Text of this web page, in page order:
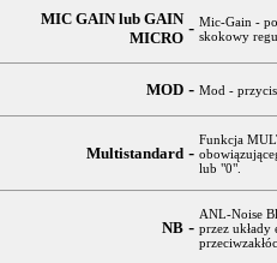
MIC GAIN lub GAIN
MICRO - Mic-Gain -
skokowy
MOD - Mod -
Multistandard -
Funkcja
lub "0".
NB -
ANL-Noise
przez